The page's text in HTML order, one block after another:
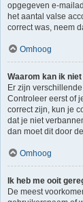
opgegeven e-
het aantal valse
correct was, neem
Omhoog
Waarom kan ik
Er zijn
Controleer eerst of
correct zijn, kun je
dat je niet
dan moet dit door
Omhoog
Ik heb me ooit
De meest